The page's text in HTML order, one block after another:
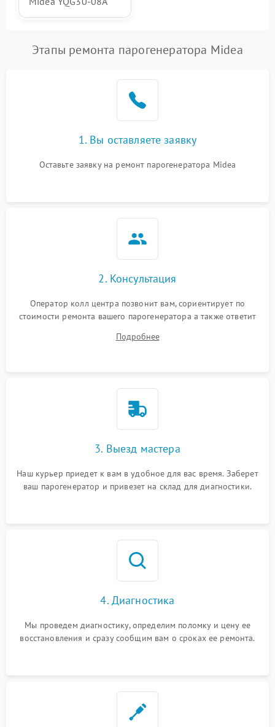
Этапы ремонта парогенератора Midea
1. Вы оставляете заявку
Оставьте заявку на ремонт парогенератора Midea
2. Консультация
Оператор колл центра позвонит вам, сориентирует по
стоимости ремонта вашего парогенератора а также ответит
Подробнее
3. Выезд мастера
Наш курьер приедет к вам в удобное для вас время. Заберет
ваш парогенератор и привезет на склад для диагностики.
4. Диагностика
Мы проведем диагностику, определим поломку и цену ее
восстановления и сразу сообщим вам о сроках ее ремонта.